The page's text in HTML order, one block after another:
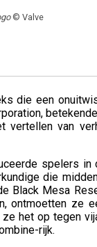
© Valve
die een
van
spelers in
die
Black Mesa
ontmoetten ze
het op tegen
rijk.